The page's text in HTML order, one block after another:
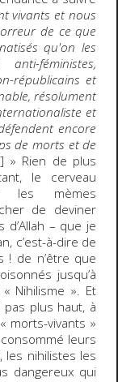
vivants et nous
de ce que
qu'on les
féministes,
républicains et
résolument
et
encore
de morts et de
» Rien de plus
le cerveau
les mèmes
de deviner
– que je
c’est-à-dire de
! de n’être que
jusqu’à
Nihilisme ». Et
pas plus haut, à
morts-vivants »
leurs
les nihilistes les
dangereux qui